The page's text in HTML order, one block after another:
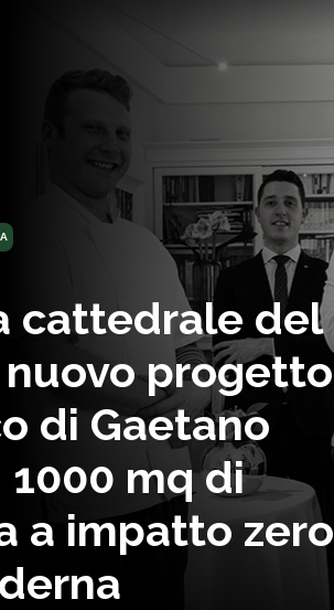
cattedrale del
progetto
di Gaetano
1000 mq di
a impatto zero